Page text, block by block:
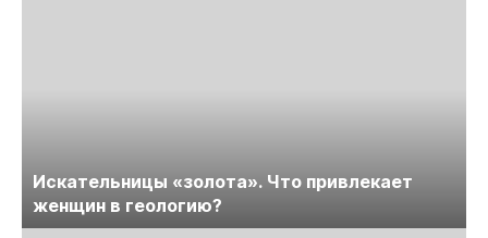
Искательницы «золота». Что привлекает
женщин в геологию?